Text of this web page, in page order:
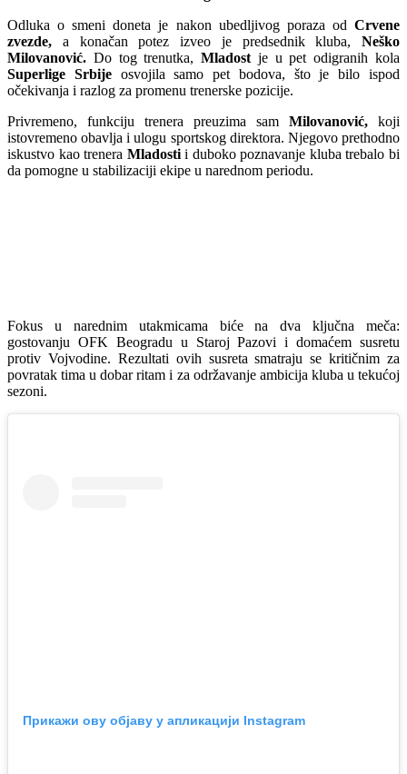
Odluka o smeni doneta je nakon ubedljivog poraza od Crvene
zvezde, a konačan potez izveo je predsednik kluba, Neško
Milovanović. Do tog trenutka,Mladost je u pet odigranih kola
Superlige Srbijeosvojila samo pet bodova, što je bilo ispod
očekivanja i razlog za promenu trenerske pozicije.
Privremeno, funkciju trenera preuzima sam Milovanović, koji
istovremeno obavlja i ulogu sportskog direktora. Njegovo prethodno
iskustvo kao trenera Mladostii duboko poznavanje kluba trebalo bi
da pomogne u stabilizaciji ekipe u narednom periodu.
Fokus u narednim utakmicama biće na dva ključna meča:
gostovanju OFK Beogradu u Staroj Pazovi i domaćem susretu
protiv Vojvodine. Rezultati ovih susreta smatraju se kritičnim za
povratak tima u dobar ritam i za održavanje ambicija kluba u tekućoj
sezoni.
Прикажи ову објаву у апликацији Instagram